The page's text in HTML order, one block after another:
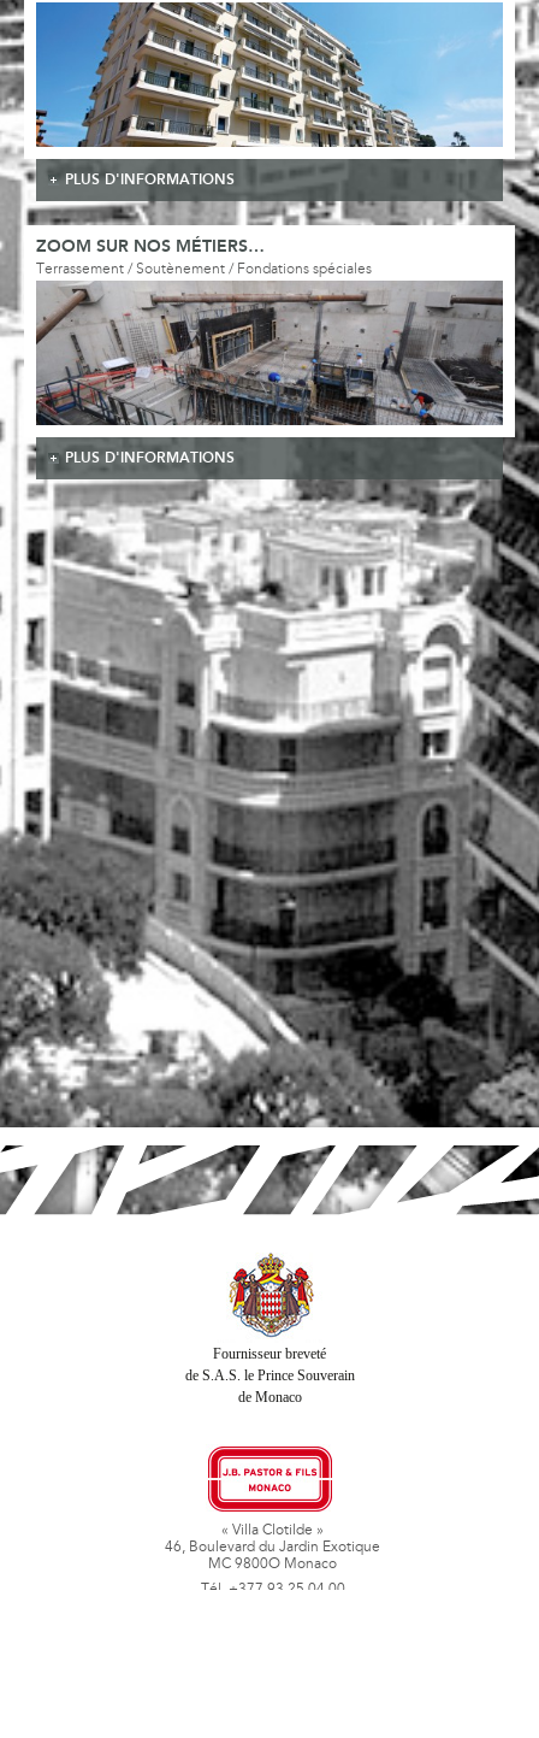
PLUS D'INFORMATIONS
ZOOM SUR NOS MÉTIERS…
Terrassement / Soutènement / Fondations spéciales
PLUS D'INFORMATIONS
Fournisseur breveté
de S.A.S. le Prince Souverain
de Monaco
« Villa Clotilde »
46, Boulevard du Jardin Exotique
MC 9800O Monaco
Tél. +377 93 25 04 00